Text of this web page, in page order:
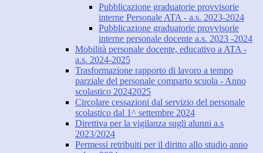
Pubblicazione graduatorie provvisorie
interne Personale ATA - a.s. 2023-2024
Pubblicazione graduatorie provvisorie
interne personale docente a.s. 2023 -2024
Mobilità personale docente, educativo a ATA -
a.s. 2024-2025
Trasformazione rapporto di lavoro a tempo
parziale del personale comparto scuola - Anno
scolastico 20242025
Circolare cessazioni dal servizio del personale
scolastico dal 1^ settembre 2024
Direttiva per la vigilanza sugli alunni a.s
2023/2024
Permessi retribuiti per il diritto allo studio anno